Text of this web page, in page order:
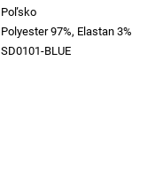
Poľsko
Polyester 97%, Elastan 3%
SD0101-BLUE